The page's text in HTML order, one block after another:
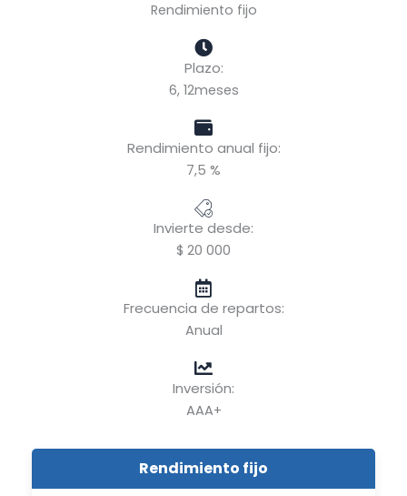
Rendimiento fijo
Plazo:
6, 12meses
Rendimiento anual fijo:
7,5 %
Invierte desde:
$ 20 000
Frecuencia de repartos:
Anual
Inversión:
AAA+
Rendimiento fijo